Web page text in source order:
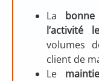
La
l’activité
volumes
client de
Le